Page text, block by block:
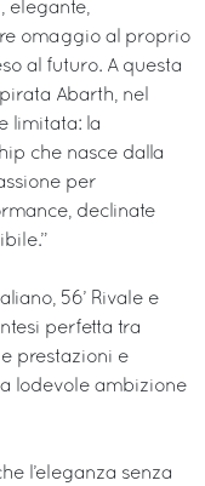
elegante,
omaggio al proprio
al futuro. A questa
Abarth, nel
limitata: la
che nasce dalla
per
declinate
56’ Rivale e
perfetta tra
prestazioni e
lodevole ambizione
l’eleganza senza